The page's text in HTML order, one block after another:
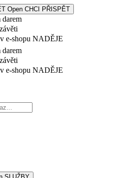
Open CHCI PŘISPĚT
darem
e-shopu NADĚJE
darem
e-shopu NADĚJE